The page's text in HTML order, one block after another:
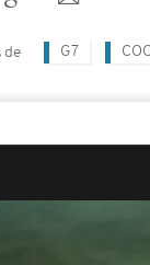
de G7